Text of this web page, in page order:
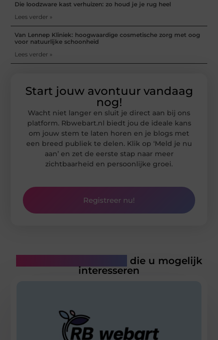
Die loodzware kast verhuizen: zo houd je je rug heel
Lees verder »
Van Lennep Kliniek: hoogwaardige cosmetische zorg met oog
voor natuurlijke schoonheid
Lees verder »
Start jouw avontuur vandaag
nog!
Wacht niet langer en sluit je direct aan bij ons
platform. Rbwebart.nl biedt jou de ideale kans
om jouw stem te laten horen en je blogs met
een breed publiek te delen. Klik op ‘Meld je nu
aan’ en zet de eerste stap naar meer
zichtbaarheid en persoonlijke groei.
Registreer nu!
die u mogelijk
interesseren